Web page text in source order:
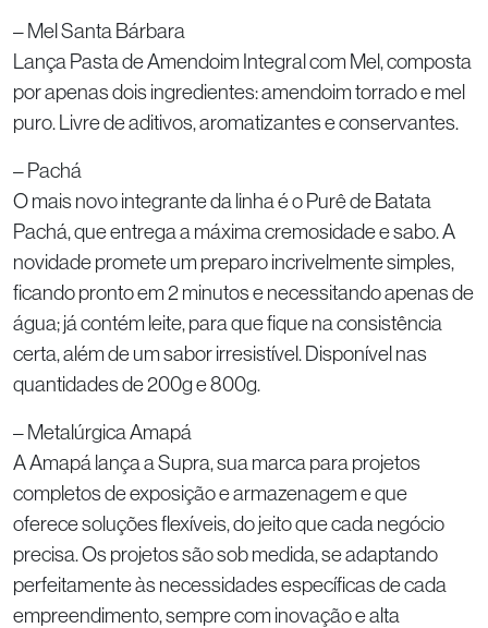
– Mel Santa Bárbara
Lança Pasta de Amendoim Integral com Mel, composta
por apenas dois ingredientes: amendoim torrado e mel
puro. Livre de aditivos, aromatizantes e conservantes.
– Pachá
O mais novo integrante da linha é o Purê de Batata
Pachá, que entrega a máxima cremosidade e sabo. A
novidade promete um preparo incrivelmente simples,
ficando pronto em 2 minutos e necessitando apenas de
água; já contém leite, para que fique na consistência
certa, além de um sabor irresistível. Disponível nas
quantidades de 200g e 800g.
– Metalúrgica Amapá
A Amapá lança a Supra, sua marca para projetos
completos de exposição e armazenagem e que
oferece soluções flexíveis, do jeito que cada negócio
precisa. Os projetos são sob medida, se adaptando
perfeitamente às necessidades específicas de cada
empreendimento, sempre com inovação e alta